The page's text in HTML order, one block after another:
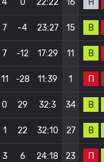
4 0 22:22 16
7 -4 23:27 15 В
7 -12 17:29 11 В
11 -28 11:39 1 П
0 29 32:3 34 В
1 22 32:10 27 В
3 6 24:18 23 П